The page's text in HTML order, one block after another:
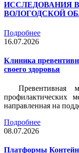
ИССЛЕДОВАНИЯ
ВОЛОГОДСКОЙ
Подробнее
16.07.2026
Клиника
своего здоровья
профилактических
направленная на
Подробнее
08.07.2026
Платформы